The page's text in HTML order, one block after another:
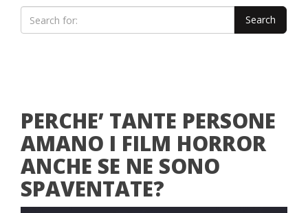
PERCHE’ TANTE PERSONE
AMANO I FILM HORROR
ANCHE SE NE SONO
SPAVENTATE?